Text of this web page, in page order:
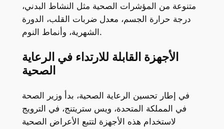
متنوعة من المؤشرات الصحية مثل النشاط البدني،
درجة حرارة الجسم، معدل ضربات القلب، الدورة
الشهرية، وأنماط النوم.
الأجهزة القابلة للارتداء في الرعاية
الصحية
في إطار تحسين الرعاية الصحية، بدأ وزير الصحة
في المملكة المتحدة، ويس ستريتنج، في الترويج
لاستخدام هذه الأجهزة لتتبع الأعراض الصحية